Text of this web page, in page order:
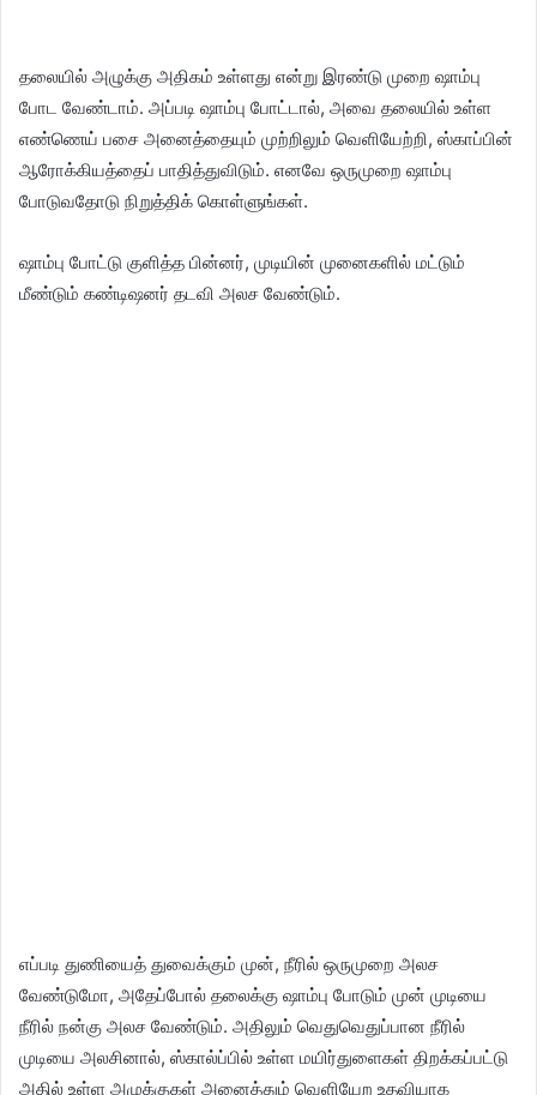
தலையில் அழுக்கு அதிகம் உள்ளது என்று இரண்டு முறை ஷாம்பு
போட வேண்டாம். அப்படி ஷாம்பு போட்டால், அவை தலையில் உள்ள
எண்ணெய் பசை அனைத்தையும் முற்றிலும் வெளியேற்றி, ஸ்காப்பின்
ஆரோக்கியத்தைப் பாதித்துவிடும். எனவே ஒருமுறை ஷாம்பு
போடுவதோடு நிறுத்திக் கொள்ளுங்கள்.
ஷாம்பு போட்டு குளித்த பின்னர், முடியின் முனைகளில் மட்டும்
மீண்டும் கண்டிஷனர் தடவி அலச வேண்டும்.
எப்படி துணியைத் துவைக்கும் முன், நீரில் ஒருமுறை அலச
வேண்டுமோ, அதேப்போல் தலைக்கு ஷாம்பு போடும் முன் முடியை
நீரில் நன்கு அலச வேண்டும். அதிலும் வெதுவெதுப்பான நீரில்
முடியை அலசினால், ஸ்கால்ப்பில் உள்ள மயிர்துளைகள் திறக்கப்பட்டு
அதில் உள்ள அழுக்குகள் அனைத்தும் வெளியேற உதவியாக